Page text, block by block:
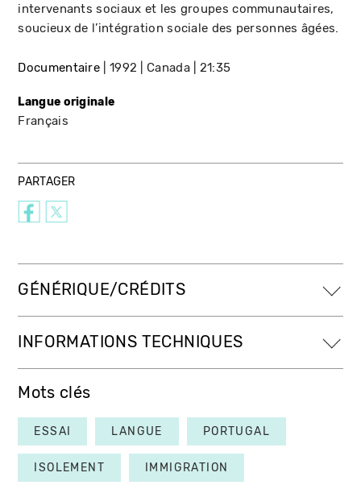
intervenants sociaux et les groupes communautaires,
soucieux de l’intégration sociale des personnes âgées.
Documentaire 1992 Canada 21:35
Langue originale
Français
PARTAGER
GÉNÉRIQUE/CRÉDITS
INFORMATIONS TECHNIQUES
Mots clés
ESSAI LANGUE PORTUGAL
ISOLEMENT IMMIGRATION